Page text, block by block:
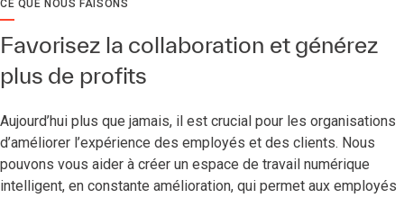
CE QUE NOUS FAISONS
Favorisez la collaboration et générez
plus de profits
Aujourd’hui plus que jamais, il est crucial pour les organisations
d’améliorer l’expérience des employés et des clients. Nous
pouvons vous aider à créer un espace de travail numérique
intelligent, en constante amélioration, qui permet aux employés